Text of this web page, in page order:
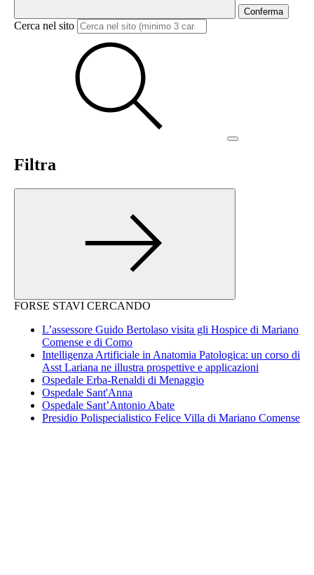
Conferma
Cerca nel sito
Filtra
FORSE STAVI CERCANDO
L’assessore Guido Bertolaso visita gli Hospice di Mariano
Comense e di Como
Intelligenza Artificiale in Anatomia Patologica: un corso di
Asst Lariana ne illustra prospettive e applicazioni
Ospedale Erba-Renaldi di Menaggio
Ospedale Sant'Anna
Ospedale Sant’Antonio Abate
Presidio Polispecialistico Felice Villa di Mariano Comense